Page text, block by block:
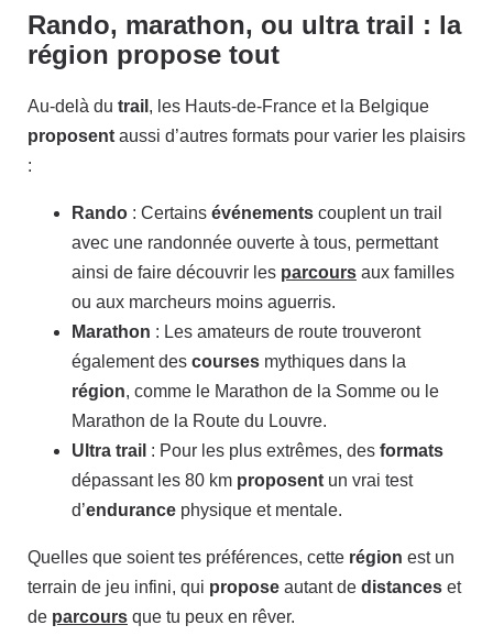
Rando, marathon, ou ultra trail : la
région propose tout
Au-delà du trail , les Hauts-de-France et la Belgique
proposent aussi d’autres formats pour varier les plaisirs
:
Rando : Certains événements couplent un trail
avec une randonnée ouverte à tous, permettant
ainsi de faire découvrir les parcours aux familles
ou aux marcheurs moins aguerris.
Marathon : Les amateurs de route trouveront
également des courses mythiques dans la
région, comme le Marathon de la Somme ou le
Marathon de la Route du Louvre.
Ultra trail : Pour les plus extrêmes, des formats
dépassant les 80 km proposent un vrai test
d’endurance physique et mentale.
Quelles que soient tes préférences, cette région est un
terrain de jeu infini, qui propose autant de distances et
de parcours que tu peux en rêver.